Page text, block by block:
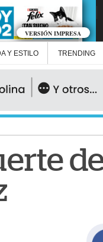
VERSIÓN IMPRESA
Y ESTILO TRENDING